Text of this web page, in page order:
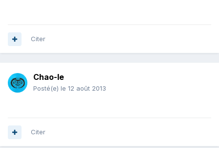
Citer
Chao-le
Posté(e) le 12 août 2013
Citer